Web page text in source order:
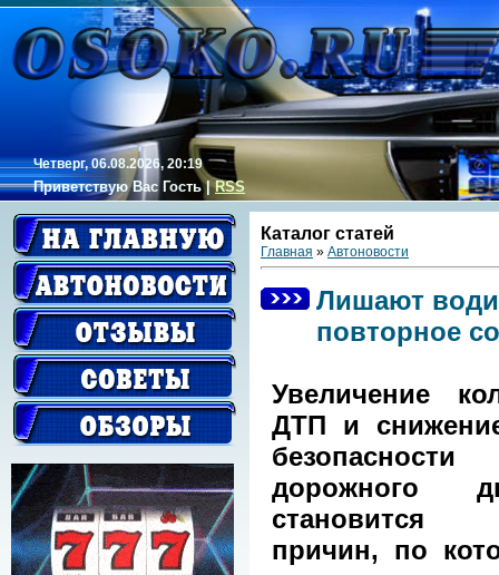
Четверг, 06.08.2026, 20:19
Приветствую Вас Гость|RSS
Каталог статей
Главная » Автоновости
Лишают
повторное
Увеличение
ДТП и
безопасности
дорожного
становится
причин, по